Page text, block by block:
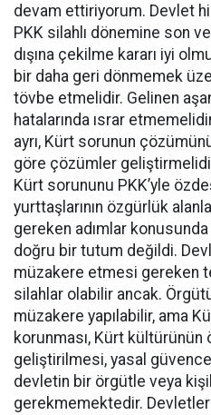
devam ettiriyorum. Devlet
PKK silahlı dönemine son
dışına çekilme kararı iyi
bir daha geri dönmemek
tövbe etmelidir. Gelinen
hatalarında ısrar
ayrı, Kürt sorunun
göre çözümler
Kürt sorununu PKK’yle
yurttaşlarının özgürlük
gereken adımlar
doğru bir tutum değildi.
müzakere etmesi gereken
silahlar olabilir ancak.
müzakere yapılabilir, ama
korunması, Kürt
geliştirilmesi, yasal
devletin bir örgütle veya
gerekmemektedir.